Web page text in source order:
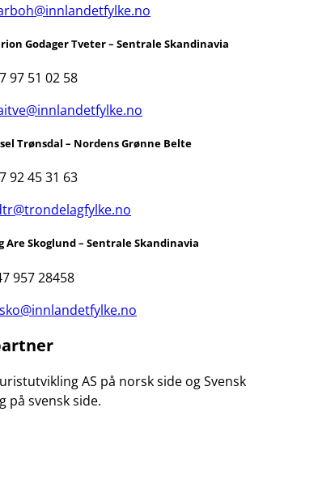
Godager Tveter – Sentrale Skandinavia
97 51 02 58
Trønsdal – Nordens Grønne Belte
92 45 31 63
Are Skoglund – Sentrale Skandinavia
957 28458
AS på norsk side og Svensk
på svensk side.